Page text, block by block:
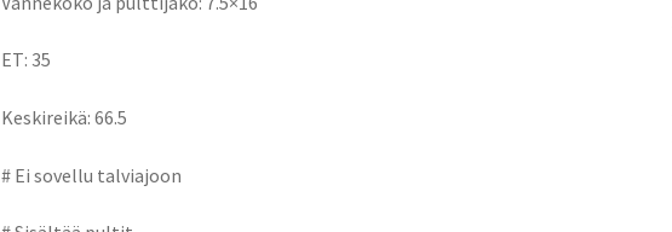
ET: 35
Keskireikä: 66.5
# Ei sovellu talviajoon